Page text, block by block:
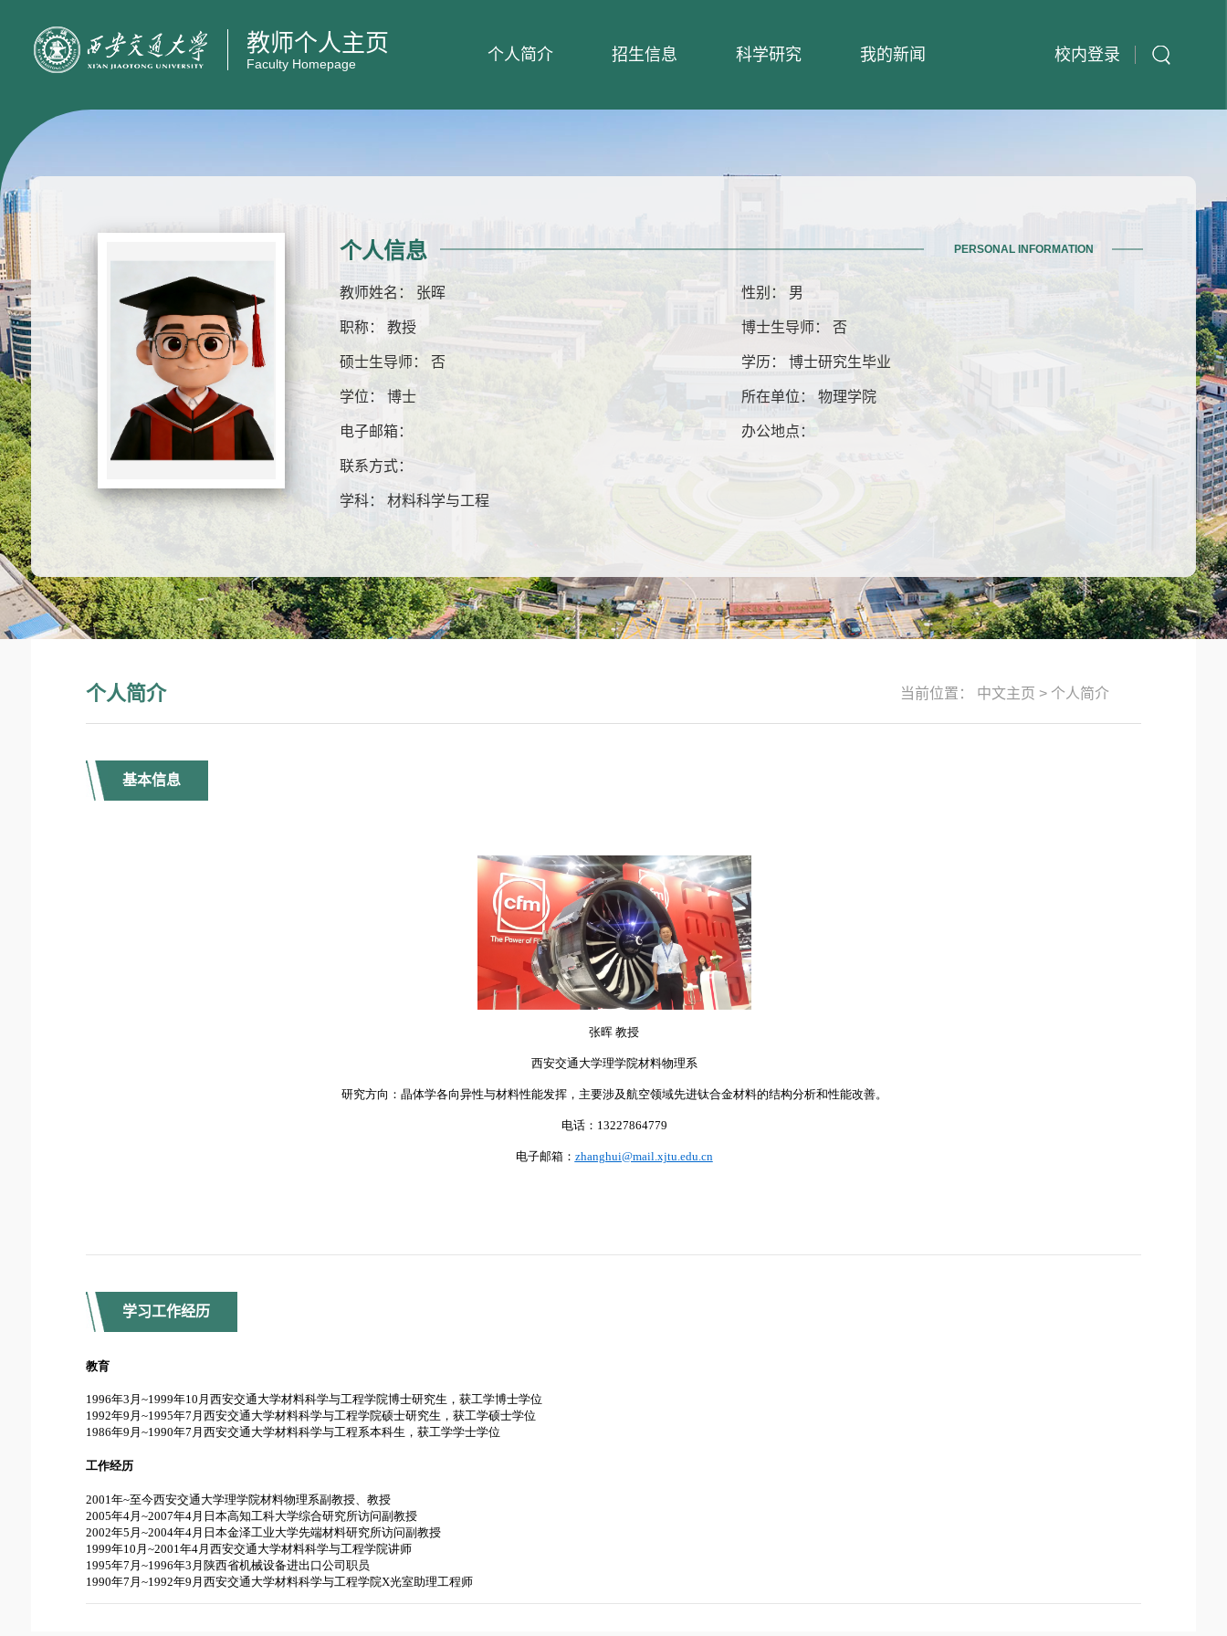
教师个人主页
Faculty Homepage 校内登录
个人简介 招生信息 科学研究 我的新闻
个人信息 PERSONAL INFORMATION
教师姓名： 张晖 性别： 男
职称： 教授 博士生导师： 否
硕士生导师： 否 学历： 博士研究生毕业
学位： 博士 所在单位： 物理学院
电子邮箱： 办公地点：
联系方式：
学科： 材料科学与工程
个人简介 当前位置： 中文主页 > 个人简介
基本信息
学习工作经历